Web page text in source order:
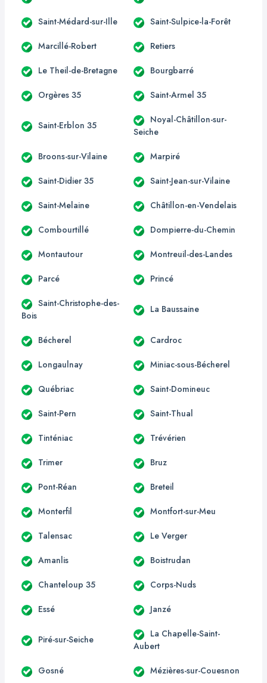
Saint-Médard-sur-Ille Saint-Sulpice-la-Forêt
Marcillé-Robert Retiers
Le Theil-de-Bretagne Bourgbarré
Orgères 35 Saint-Armel 35
Saint-Erblon 35
Noyal-Châtillon-sur-
Seiche
Broons-sur-Vilaine Marpiré
Saint-Didier 35 Saint-Jean-sur-Vilaine
Saint-Melaine Châtillon-en-Vendelais
Combourtillé Dompierre-du-Chemin
Montautour Montreuil-des-Landes
Parcé Princé
Saint-Christophe-des-
Bois
La Baussaine
Bécherel Cardroc
Longaulnay Miniac-sous-Bécherel
Québriac Saint-Domineuc
Saint-Pern Saint-Thual
Tinténiac Trévérien
Trimer Bruz
Pont-Réan Breteil
Monterfil Montfort-sur-Meu
Talensac Le Verger
Amanlis Boistrudan
Chanteloup 35 Corps-Nuds
Essé Janzé
Piré-sur-Seiche
La Chapelle-Saint-
Aubert
Gosné Mézières-sur-Couesnon